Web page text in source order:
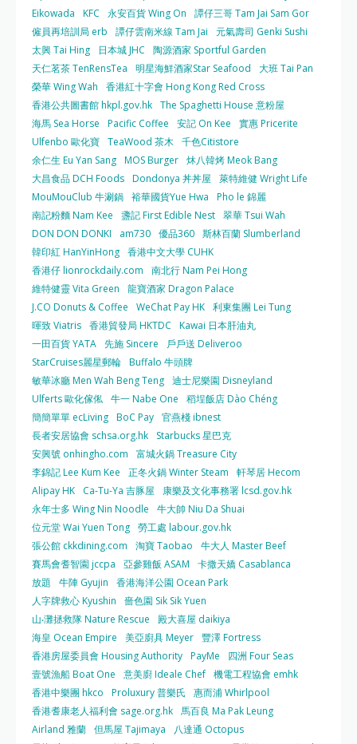
Eikowada
KFC 永安百貨 Wing On
譚仔三哥 Tam Jai Sam Gor
僱員再培訓局 erb
譚仔雲南米線 Tam Jai
元氣壽司 Genki Sushi
太興 Tai Hing
日本城 JHC
陶源酒家 Sportful Garden
天仁茗茶 TenRensTea
明星海鮮酒家Star Seafood
大班 Tai Pan
榮華 Wing Wah
香港紅十字會 Hong Kong Red Cross
香港公共圖書館 hkpl.gov.hk The Spaghetti House 意粉屋
海馬 Sea Horse
Pacific Coffee 安記 On Kee
實惠 Pricerite
Ulfenbo 歐化寶 TeaWood 茶木 千色Citistore
余仁生 Eu Yan Sang MOS Burger 炑八韓烤 Meok Bang
大昌食品 DCH Foods Dondonya 丼丼屋
萊特維健 Wright Life
MouMouClub 牛涮鍋 裕華國貨Yue Hwa
Pho le 錦麗
南記粉麵 Nam Kee
盞記 First Edible Nest 翠華 Tsui Wah
DON DON DONKI
am730 優品360 斯林百蘭 Slumberland
韓印紅 HanYinHong 香港中文大學 CUHK
香港仔 lionrockdaily.com
南北行 Nam Pei Hong
維特健靈 Vita Green
龍寶酒家 Dragon Palace
J.CO Donuts & Coffee
WeChat Pay HK 利東集團 Lei Tung
暉致 Viatris 香港貿發局 HKTDC
Kawai 日本肝油丸
一田百貨 YATA 先施 Sincere
戶戶送 Deliveroo
StarCruises麗星郵輪 Buffalo 牛頭牌
敏華冰廳 Men Wah Beng Teng 迪士尼樂園 Disneyland
Ulferts 歐化傢俬 牛一 Nabe One
稻埕飯店 Dào Chéng
簡簡單單 ecLiving BoC Pay 官燕棧 ibnest
長者安居協會 schsa.org.hk
Starbucks 星巴克
安興號 onhingho.com
富城火鍋 Treasure City
李錦記 Lee Kum Kee
正冬火鍋 Winter Steam
軒琴居 Hecom
Alipay HK
Ca-Tu-Ya 吉豚屋
康樂及文化事務署 lcsd.gov.hk
永年士多 Wing Nin Noodle
牛大帥 Niu Da Shuai
位元堂 Wai Yuen Tong 勞工處 labour.gov.hk
張公館 ckkdining.com
淘寶 Taobao
牛大人 Master Beef
賽馬會耆智園 jccpa
亞參雞飯 ASAM
卡撒天嬌 Casablanca
放題
牛陣 Gyujin
香港海洋公園 Ocean Park
人字牌救心 Kyushin
嗇色園 Sik Sik Yuen
山‧灘拯救隊 Nature Rescue
殿大喜屋 daikiya
海皇 Ocean Empire
美亞廚具 Meyer 豐澤 Fortress
香港房屋委員會 Housing Authority PayMe
四洲 Four Seas
壹號漁船 Boat One
意美廚 Ideale Chef 機電工程協會 emhk
香港中樂團 hkco
Proluxury 普樂氏
惠而浦 Whirlpool
香港耆康老人福利會 sage.org.hk 馬百良 Ma Pak Leung
Airland 雅蘭 但馬屋 Tajimaya
八達通 Octopus